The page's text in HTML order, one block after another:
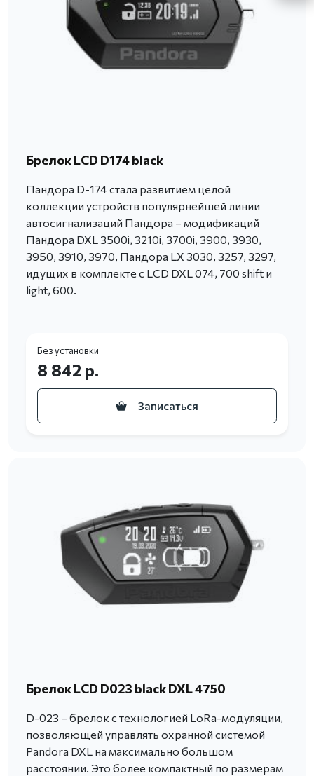
Брелок LCD D174 black
Пандора D-174 стала развитием целой
коллекции устройств популярнейшей линии
автосигнализаций Пандора – модификаций
Пандора DXL 3500i, 3210i, 3700i, 3900, 3930,
3950, 3910, 3970, Пандора LX 3030, 3257, 3297,
идущих в комплекте с LCD DXL 074, 700 shift и
light, 600.
Без установки
8 842 р.
Записаться
Брелок LCD D023 black DXL 4750
D-023 – брелок с технологией LoRa-модуляции,
позволяющей управлять охранной системой
Pandora DXL на максимально большом
расстоянии. Это более компактный по размерам